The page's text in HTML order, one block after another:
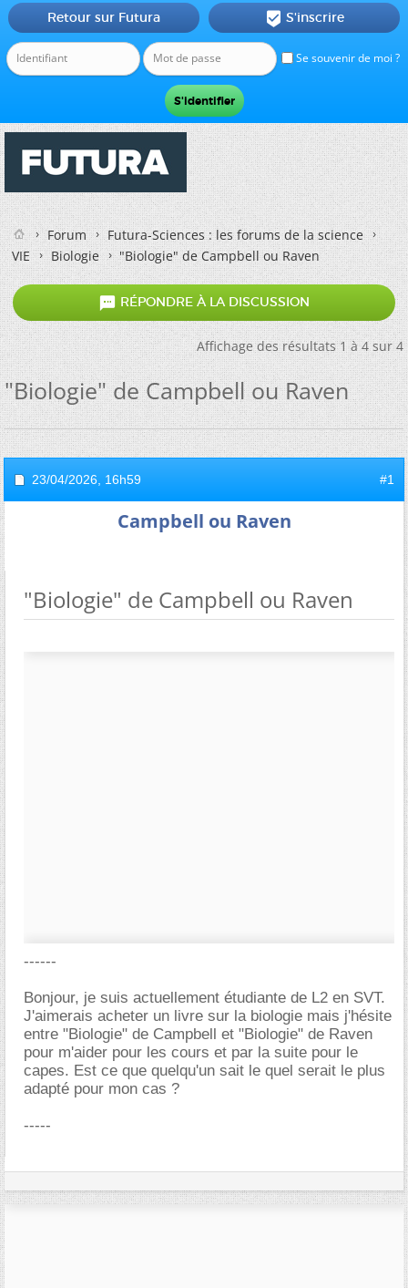
Se souvenir de moi ?
Retour sur Futura  S'inscrire
Forum
Futura-Sciences : les forums de la science
VIE
Biologie "Biologie" de Campbell ou Raven
 RÉPONDRE À LA DISCUSSION
Affichage des résultats 1 à 4 sur 4
"Biologie" de Campbell ou Raven
23/04/2026, 16h59 #1
Campbell ou Raven
"Biologie" de Campbell ou Raven
------
Bonjour, je suis actuellement étudiante de L2 en SVT.
J'aimerais acheter un livre sur la biologie mais j'hésite
entre "Biologie" de Campbell et "Biologie" de Raven
pour m'aider pour les cours et par la suite pour le
capes. Est ce que quelqu'un sait le quel serait le plus
adapté pour mon cas ?
-----